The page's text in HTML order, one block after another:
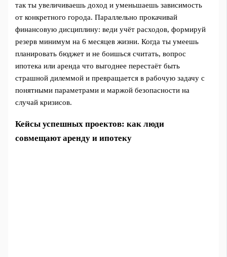
так ты увеличиваешь доход и уменьшаешь зависимость
от конкретного города. Параллельно прокачивай
финансовую дисциплину: веди учёт расходов, формируй
резерв минимум на 6 месяцев жизни. Когда ты умеешь
планировать бюджет и не боишься считать, вопрос
ипотека или аренда что выгоднее перестаёт быть
страшной дилеммой и превращается в рабочую задачу с
понятными параметрами и маржой безопасности на
случай кризисов.
Кейсы успешных проектов: как люди
совмещают аренду и ипотеку